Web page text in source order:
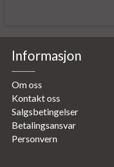
Informasjon
Om oss
Kontakt oss
Salgsbetingelser
Betalingsansvar
Personvern